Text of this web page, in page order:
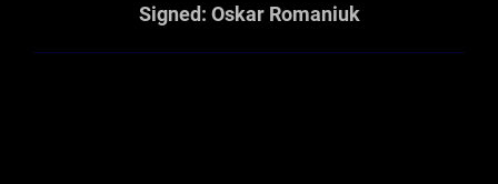
Signed: Oskar Romaniuk